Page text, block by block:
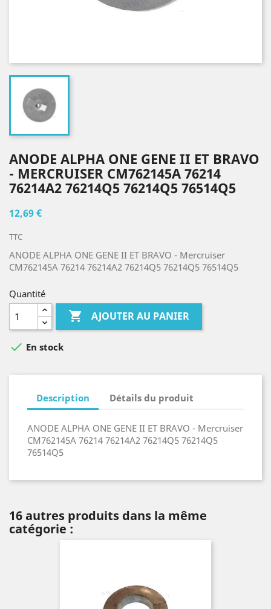
ANODE ALPHA ONE GENE II ET BRAVO
- MERCRUISER CM762145A 76214
76214A2 76214Q5 76214Q5 76514Q5
12,69 €
TTC
ANODE ALPHA ONE GENE II ET BRAVO - Mercruiser
CM762145A 76214 76214A2 76214Q5 76214Q5 76514Q5
Quantité
 AJOUTER AU PANIER
 En stock
Description Détails du produit
ANODE ALPHA ONE GENE II ET BRAVO - Mercruiser
CM762145A 76214 76214A2 76214Q5 76214Q5
76514Q5
16 autres produits dans la même
catégorie :